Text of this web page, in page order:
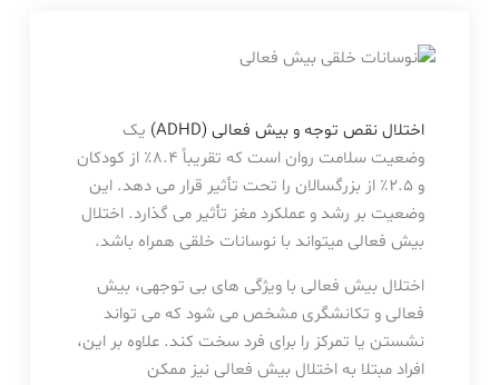
اختلال نقص توجه و بیش فعالی (ADHD)
یک
وضعیت سلامت روان است که تقریباً 8.4٪ از کودکان
و 2.5٪ از بزرگسالان را تحت تأثیر قرار می دهد. این
وضعیت بر رشد و عملکرد مغز تأثیر می گذارد. اختلال
بیش فعالی میتواند با نوسانات خلقی همراه باشد.
اختلال بیش فعالی با ویژگی های بی توجهی، بیش
فعالی و تکانشگری مشخص می شود که می تواند
نشستن یا تمرکز را برای فرد سخت کند. علاوه بر این،
افراد مبتلا به اختلال بیش فعالی نیز ممکن